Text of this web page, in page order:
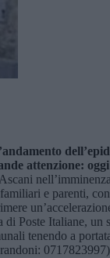
attenzione:
e parenti,
Poste Italiane,
tenendo a